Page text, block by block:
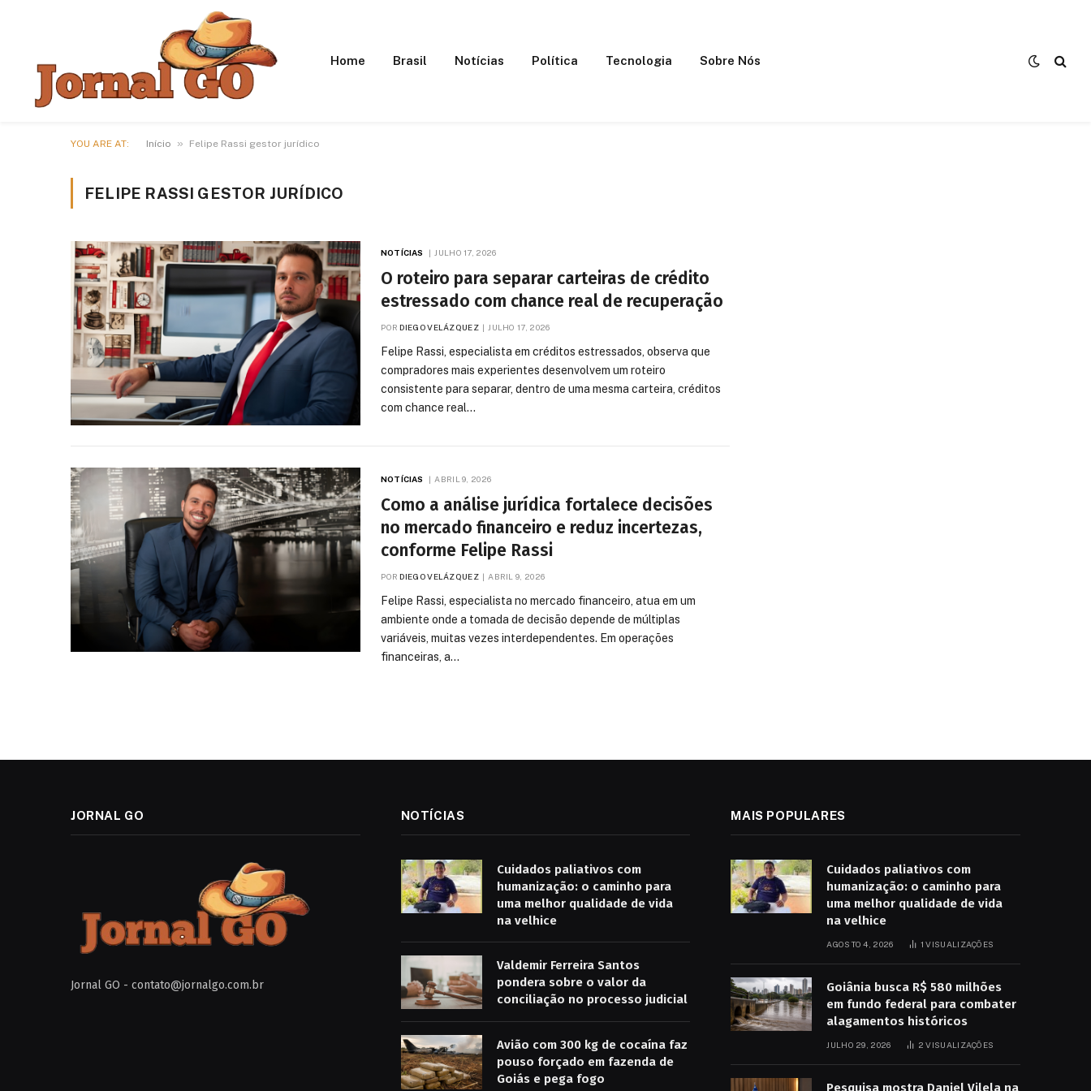
Home Brasil Notícias Política Tecnologia Sobre Nós
YOU ARE AT: Início » Felipe Rassi gestor jurídico
FELIPE RASSI GESTOR JURÍDICO
NOTÍCIAS JULHO 17, 2026
O roteiro para separar carteiras de crédito
estressado com chance real de recuperação
POR DIEGO VELÁZQUEZ JULHO 17, 2026
Felipe Rassi, especialista em créditos estressados, observa que
compradores mais experientes desenvolvem um roteiro
consistente para separar, dentro de uma mesma carteira, créditos
com chance real…
NOTÍCIAS ABRIL 9, 2026
Como a análise jurídica fortalece decisões
no mercado financeiro e reduz incertezas,
conforme Felipe Rassi
POR DIEGO VELÁZQUEZ ABRIL 9, 2026
Felipe Rassi, especialista no mercado financeiro, atua em um
ambiente onde a tomada de decisão depende de múltiplas
variáveis, muitas vezes interdependentes. Em operações
financeiras, a…
JORNAL GO
Jornal GO - contato@jornalgo.com.br
NOTÍCIAS
Cuidados paliativos com
humanização: o caminho para
uma melhor qualidade de vida
na velhice
Valdemir Ferreira Santos
pondera sobre o valor da
conciliação no processo judicial
Avião com 300 kg de cocaína faz
pouso forçado em fazenda de
Goiás e pega fogo
MAIS POPULARES
Cuidados paliativos com
humanização: o caminho para
uma melhor qualidade de vida
na velhice
AGOSTO 4, 2026 1VISUALIZAÇÕES
Goiânia busca R$ 580 milhões
em fundo federal para combater
alagamentos históricos
JULHO 29, 2026 2VISUALIZAÇÕES
Pesquisa mostra Daniel Vilela na